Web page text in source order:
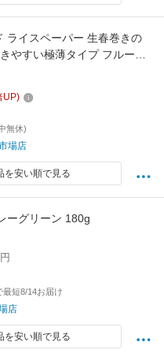
ライスペーパー 生春巻きの
やすい極薄タイプ フルーツ
グルテンフリー
UP)
無休)
場店
を安い順で見る
ーグリーン 180g
最短8/14お届け
店
を安い順で見る